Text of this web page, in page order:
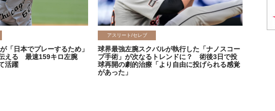
「日本でプレーするため」
える 最速159キロ左腕
活躍
アスリート/セレブ
球界最強左腕スクバルが執行した「ナノスコー
プ手術」が次なるトレンドに？ 術後3日で投
球再開の劇的治療「より自由に投げられる感覚
があった」